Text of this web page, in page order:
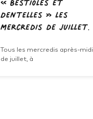
Dentelles » les
mercredis de juillet.
Tous les mercredis après-midi
de juillet, à